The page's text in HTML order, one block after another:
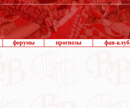
форумы прогнозы фан-клуб